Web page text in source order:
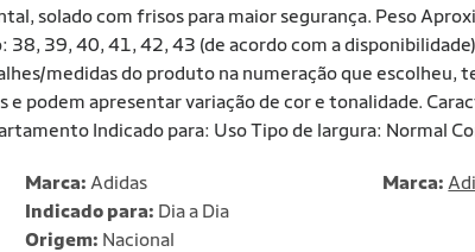
solado com frisos para maior segurança. Peso
38, 39, 40, 41, 42, 43 (de acordo com a
medidas do produto na numeração que escolheu,
e podem apresentar variação de cor e tonalidade.
Indicado para: Uso Tipo de largura: Normal
Marca: Adidas
Indicado para: Dia a Dia
Origem: Nacional
Marca: